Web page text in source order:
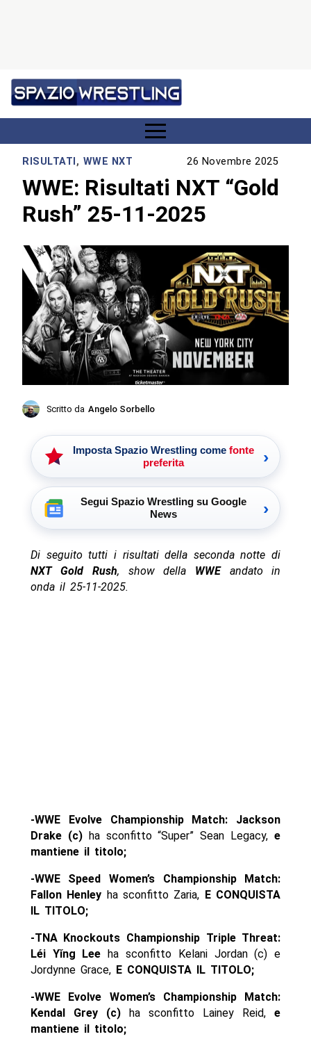
RISULTATI, WWE NXT 26 Novembre 2025
WWE: Risultati NXT “Gold
Rush” 25-11-2025
Scritto da Angelo Sorbello
Imposta Spazio Wrestling come fonte
preferita
›
Segui Spazio Wrestling su Google
News
›
Di seguito tutti i risultati della seconda notte di
NXT Gold Rush, show della WWEandato in
onda il 25-11-2025.
-WWE Evolve Championship Match: Jackson
Drake (c)ha sconfitto “Super” Sean Legacy, e
mantiene il titolo;
-WWE Speed Women’s Championship Match:
Fallon Henley ha sconfitto Zaria, E CONQUISTA
IL TITOLO;
-TNA Knockouts Championship Triple Threat:
Léi Yǐng Lee ha sconfitto Kelani Jordan (c) e
Jordynne Grace, E CONQUISTA IL TITOLO;
-WWE Evolve Women’s Championship Match:
Kendal Grey (c)ha sconfitto Lainey Reid,e
mantiene il titolo;